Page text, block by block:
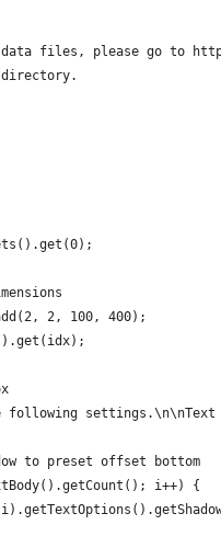
data files, please go to
directory.
2, 100, 400);
settings.\n\nText
to preset offset bottom
i++) {